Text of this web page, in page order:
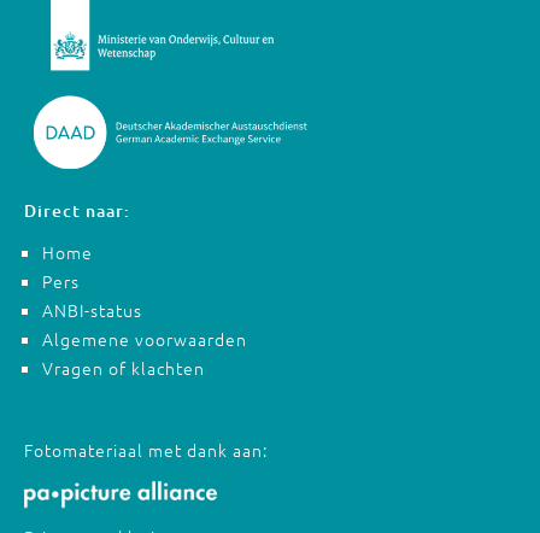
Direct naar:
Home
Pers
ANBI-status
Algemene voorwaarden
Vragen of klachten
Fotomateriaal met dank aan: